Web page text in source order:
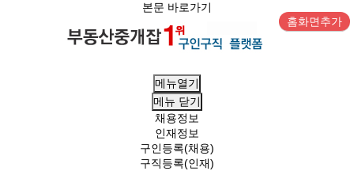
본문 바로가기
홈화면추가
메뉴열기
메뉴 닫기
채용정보
인재정보
구인등록(채용)
구직등록(인재)